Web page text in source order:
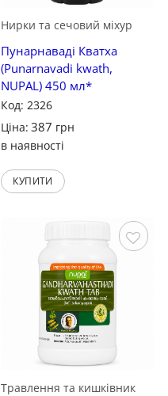
Нирки та сечовий міхур
Пунарнаваді Кватха
(Punarnavadi kwath,
NUPAL) 450 мл*
Код: 2326
Ціна: 387 грн
в наявності
КУПИТИ
Зберегти
Травлення та кишківник